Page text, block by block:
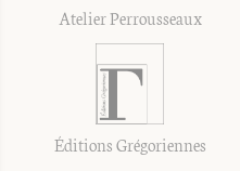
Atelier Perrousseaux
Éditions Grégoriennes